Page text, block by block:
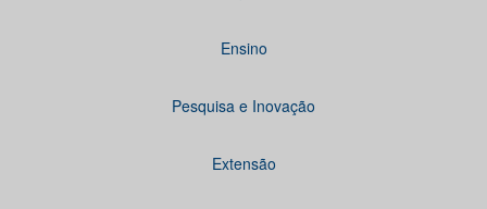
Ensino
Pesquisa e Inovação
Extensão